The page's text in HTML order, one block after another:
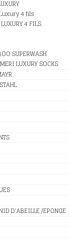
4 fils
4 FILS
SUPERWASH
LUXURY SOCKS
D'ABEILLE /EPONGE